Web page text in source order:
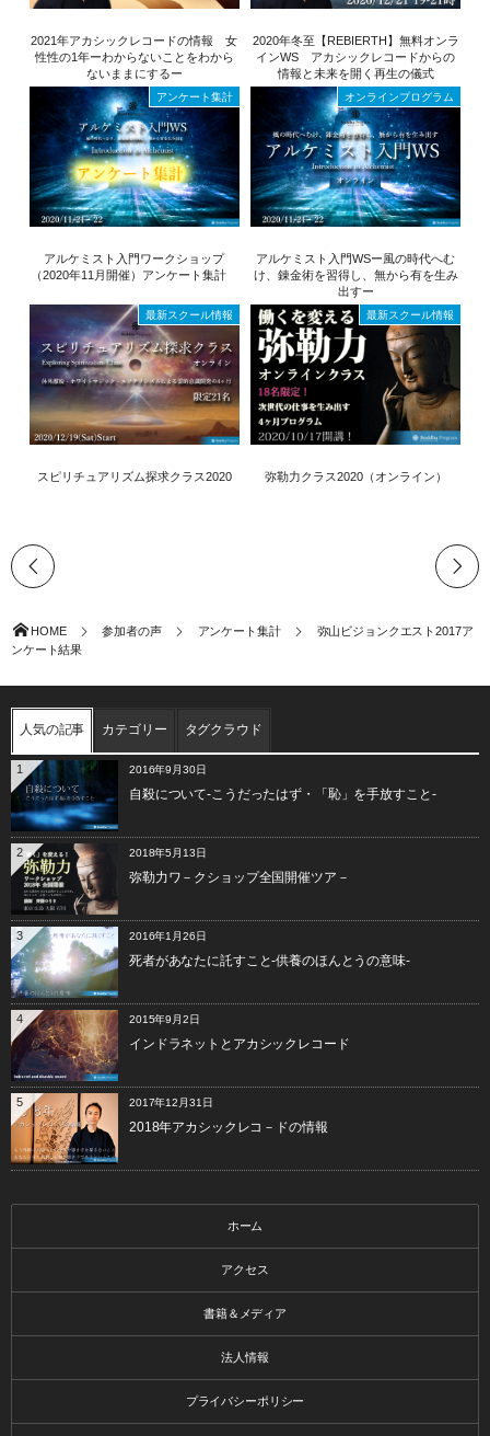
2021年アカシックレコードの情報 女
性性の1年ーわからないことをわから
ないままにするー
2020年冬至【REBIERTH】無料オンラ
インWS アカシックレコードからの
情報と未来を開く再生の儀式
アンケート集計
アルケミスト入門ワークショップ
（2020年11月開催）アンケート集計
オンラインプログラム
アルケミスト入門WSー風の時代へむ
け、錬金術を習得し、無から有を生み
出すー
最新スクール情報
スピリチュアリズム探求クラス2020
最新スクール情報
弥勒力クラス2020（オンライン）
HOME 参加者の声 アンケート集計
弥山ビジョンクエスト2017ア
ンケート結果
人気の記事 カテゴリー タグクラウド
2016年9月30日
自殺について-こうだったはず・「恥」を手放すこと-
1
2018年5月13日
弥勒力ワ－クショップ全国開催ツア－
2
2016年1月26日
死者があなたに託すこと-供養のほんとうの意味-
3
2015年9月2日
インドラネットとアカシックレコード
4
2017年12月31日
2018年アカシックレコ－ドの情報
5
ホーム
アクセス
書籍＆メディア
法人情報
プライバシーポリシー